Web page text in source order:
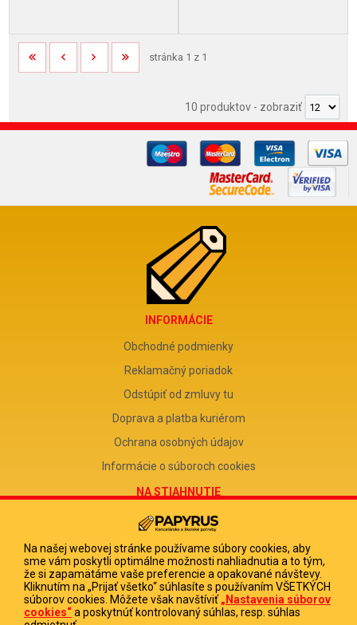
stránka 1 z 1
10 produktov- zobraziť
INFORMÁCIE
Obchodné podmienky
Reklamačný poriadok
Odstúpiť od zmluvy tu
Doprava a platba kuriérom
Ochrana osobných údajov
Informácie o súboroch cookies
NA STIAHNUTIE
Reklamačný formulár
Odstúpenie od zmluvy
Poučenie o odstúpení od zmluvy
FIRMA
PAPYRUS POPRAD, s.r.o.
Na našej webovej stránke používame súbory cookies, aby
sme vám poskytli optimálne možnosti nahliadnutia a to tým,
že si zapamätáme vaše preferencie a opakované návštevy.
Kliknutím na „Prijať všetko“ súhlasíte s používaním VŠETKÝCH
súborov cookies. Môžete však navštíviť „Nastavenia súborov
cookies“a poskytnúť kontrolovaný súhlas, resp. súhlas